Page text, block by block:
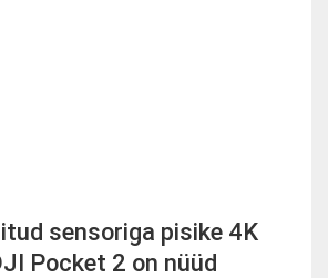
sensoriga pisike 4K
Pocket 2 on nüüd